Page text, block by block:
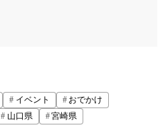
イベント
おでかけ
山口県 宮崎県